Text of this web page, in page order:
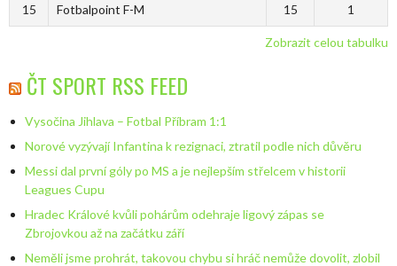
15 Fotbalpoint F-M 15 1
Zobrazit celou tabulku
ČT SPORT RSS FEED
Vysočina Jihlava – Fotbal Příbram 1:1
Norové vyzývají Infantina k rezignaci, ztratil podle nich důvěru
Messi dal první góly po MS a je nejlepším střelcem v historii
Leagues Cupu
Hradec Králové kvůli pohárům odehraje ligový zápas se
Zbrojovkou až na začátku září
Neměli jsme prohrát, takovou chybu si hráč nemůže dovolit, zlobil